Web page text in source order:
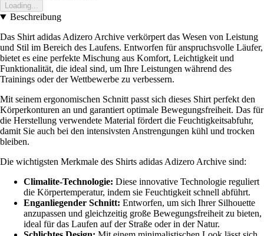
Loading...
Beschreibung
Das Shirt adidas Adizero Archive verkörpert das Wesen von Leistung
und Stil im Bereich des Laufens. Entworfen für anspruchsvolle Läufer,
bietet es eine perfekte Mischung aus Komfort, Leichtigkeit und
Funktionalität, die ideal sind, um Ihre Leistungen während des
Trainings oder der Wettbewerbe zu verbessern.
Mit seinem ergonomischen Schnitt passt sich dieses Shirt perfekt den
Körperkonturen an und garantiert optimale Bewegungsfreiheit. Das für
die Herstellung verwendete Material fördert die Feuchtigkeitsabfuhr,
damit Sie auch bei den intensivsten Anstrengungen kühl und trocken
bleiben.
Die wichtigsten Merkmale des Shirts adidas Adizero Archive sind:
Climalite-Technologie: Diese innovative Technologie reguliert
die Körpertemperatur, indem sie Feuchtigkeit schnell abführt.
Enganliegender Schnitt: Entworfen, um sich Ihrer Silhouette
anzupassen und gleichzeitig große Bewegungsfreiheit zu bieten,
ideal für das Laufen auf der Straße oder in der Natur.